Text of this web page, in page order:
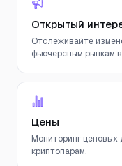
Открытый
Отслеживайте
фьючерсным рынкам
Цены
Мониторинг
криптопарам.